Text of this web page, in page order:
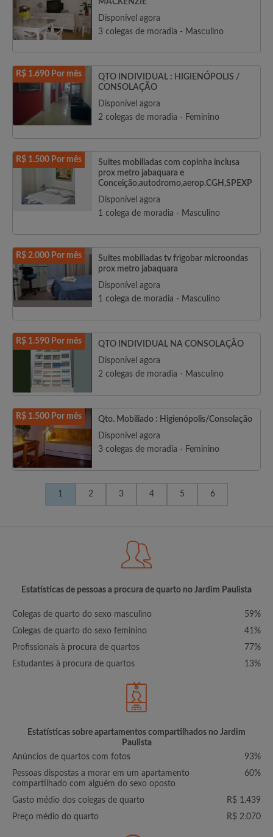
MACKENZIE
Disponível agora
3 colegas de moradia - Masculino
R$ 1.690 Por mês
QTO INDIVIDUAL : HIGIENÓPOLIS /
CONSOLAÇÃO
Disponível agora
2 colegas de moradia - Feminino
R$ 1.500 Por mês
Suites mobiliadas com copinha inclusa
prox metro jabaquara e
Conceição,autodromo,aerop.CGH,SPEXP
Disponível agora
1 colega de moradia - Masculino
R$ 2.000 Por mês
Suites mobiliadas tv frigobar microondas
prox metro jabaquara
Disponível agora
1 colega de moradia - Masculino
R$ 1.590 Por mês
QTO INDIVIDUAL NA CONSOLAÇÃO
Disponível agora
2 colegas de moradia - Masculino
R$ 1.500 Por mês
Qto. Mobiliado : Higienópolis/Consolação
Disponível agora
3 colegas de moradia - Feminino
1 2 3 4 5 6
Estatísticas de pessoas a procura de quarto no Jardim Paulista
Colegas de quarto do sexo masculino
59%
Colegas de quarto do sexo feminino
41%
Profissionais à procura de quartos
77%
Estudantes à procura de quartos
13%
Estatísticas sobre apartamentos compartilhados no Jardim
Paulista
Anúncios de quartos com fotos
93%
Pessoas dispostas a morar em um apartamento
compartilhado com alguém do sexo oposto
60%
Gasto médio dos colegas de quarto
R$ 1.439
Preço médio do quarto
R$ 2.070